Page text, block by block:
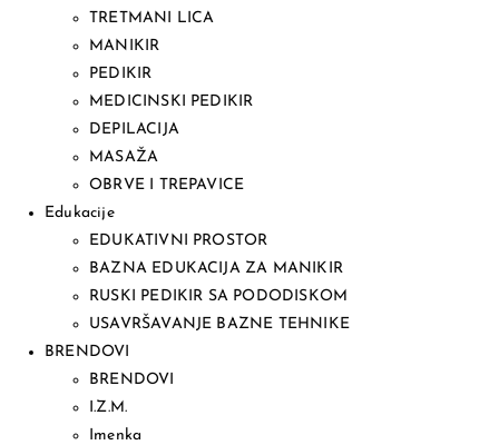
TRETMANI LICA
MANIKIR
PEDIKIR
MEDICINSKI PEDIKIR
DEPILACIJA
MASAŽA
OBRVE I TREPAVICE
Edukacije
EDUKATIVNI PROSTOR
BAZNA EDUKACIJA ZA MANIKIR
RUSKI PEDIKIR SA PODODISKOM
USAVRŠAVANJE BAZNE TEHNIKE
BRENDOVI
BRENDOVI
I.Z.M.
Imenka